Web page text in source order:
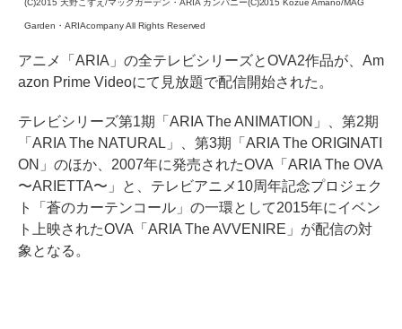
Garden・ARIAcompany All Rights Reserved
アニメ「ARIA」の全テレビシリーズとOVA2作品が、Am
azon Prime Videoにて見放題で配信開始された。
テレビシリーズ第1期「ARIA The ANIMATION」、第2期
「ARIA The NATURAL」、第3期「ARIA The ORIGINATI
ON」のほか、2007年に発売されたOVA「ARIA The OVA
〜ARIETTA〜」と、テレビアニメ10周年記念プロジェク
ト「蒼のカーテンコール」の一環として2015年にイベン
ト上映されたOVA「ARIA The AVVENIRE」が配信の対
象となる。